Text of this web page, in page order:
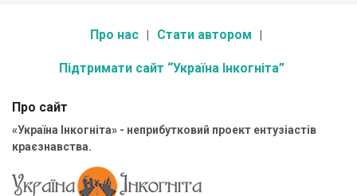
Про нас Стати автором
Підтримати сайт “Україна Інкогніта”
Про сайт
«Україна Інкогніта» - неприбутковий проект ентузіастів
краєзнавства.